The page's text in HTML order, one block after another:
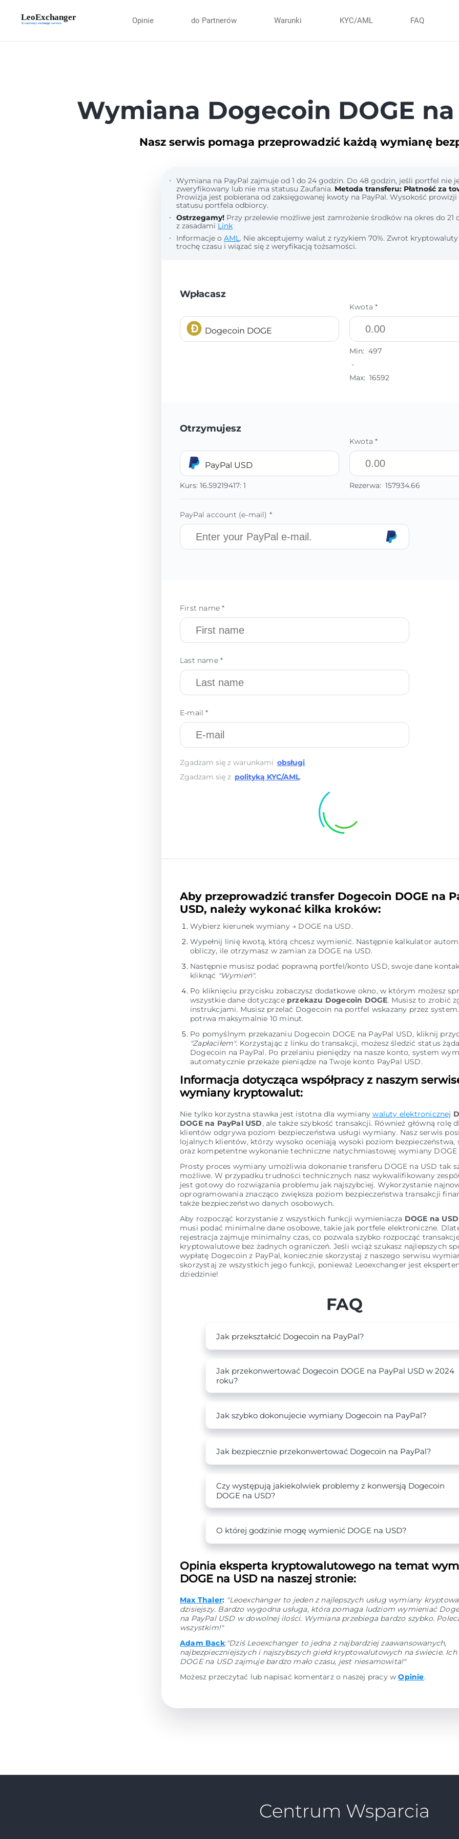
Opinie do Partnerów Warunki KYC/AML FAQ
Wymiana Dogecoin DOGE na
Nasz serwis pomaga przeprowadzić każdą wymianę
Wymiana na PayPal zajmuje od 1 do 24 godzin. Do 48 godzin, jeśli portfel nie
zweryfikowany lub nie ma statusu Zaufania. Metoda transferu: Płatność za
Prowizja jest pobierana od zaksięgowanej kwoty na PayPal. Wysokość prowizji
statusu portfela odbiorcy.
Ostrzegamy! Przy przelewie możliwe jest zamrożenie środków na okres do 21
z zasadami Link
Informacje o AML. Nie akceptujemy walut z ryzykiem 70%. Zwrot kryptowaluty
trochę czasu i wiązać się z weryfikacją tożsamości.
Wpłacasz
Dogecoin DOGE
Kwota *
Min: 497
-
Max: 16592
Otrzymujesz
PayPal USD
Kurs: 16.59219417: 1
Kwota *
Rezerwa: 157934.66
PayPal account (e-mail) *
First name *
Last name *
E-mail *
Zgadzam się z warunkami obsługi.
Zgadzam się z polityką KYC/AML.
Aby przeprowadzić transfer Dogecoin DOGE na
USD, należy wykonać kilka kroków:
Wybierz kierunek wymiany → DOGE na USD.
Wypełnij linię kwotą, którą chcesz wymienić. Następnie kalkulator
obliczy, ile otrzymasz w zamian za DOGE na USD.
Następnie musisz podać poprawną portfel/konto USD, swoje dane
kliknąć "Wymień".
Po kliknięciu przycisku zobaczysz dodatkowe okno, w którym możesz
wszystkie dane dotyczące przekazu Dogecoin DOGE. Musisz to zrobić
instrukcjami. Musisz przelać Dogecoin na portfel wskazany przez
potrwa maksymalnie 10 minut.
Po pomyślnym przekazaniu Dogecoin DOGE na PayPal USD, kliknij
"Zapłaciłem". Korzystając z linku do transakcji, możesz śledzić status
Dogecoin na PayPal. Po przelaniu pieniędzy na nasze konto, system
automatycznie przekaże pieniądze na Twoje konto PayPal USD.
Informacja dotycząca współpracy z naszym
wymiany kryptowalut:
Nie tylko korzystna stawka jest istotna dla wymianywaluty elektronicznej
DOGE na PayPal USD, ale także szybkość transakcji. Również główną rolę
klientów odgrywa poziom bezpieczeństwa usługi wymiany. Nasz serwis
lojalnych klientów, którzy wysoko oceniają wysoki poziom bezpieczeństwa,
oraz kompetentne wykonanie techniczne natychmiastowej wymiany DOGE
Prosty proces wymiany umożliwia dokonanie transferu DOGE na USD tak
możliwe. W przypadku trudności technicznych nasz wykwalifikowany
jest gotowy do rozwiązania problemu jak najszybciej. Wykorzystanie
oprogramowania znacząco zwiększa poziom bezpieczeństwa transakcji
także bezpieczeństwo danych osobowych.
Aby rozpocząć korzystanie z wszystkich funkcji wymieniacza DOGE na USD
musi podać minimalne dane osobowe, takie jak portfele elektroniczne.
rejestracja zajmuje minimalny czas, co pozwala szybko rozpocząć
kryptowalutowe bez żadnych ograniczeń. Jeśli wciąż szukasz najlepszych
wypłatę Dogecoin z PayPal, koniecznie skorzystaj z naszego serwisu
skorzystaj ze wszystkich jego funkcji, ponieważ Leoexchanger jest
dziedzinie!
FAQ
Jak przekształcić Dogecoin na PayPal?
Jak przekonwertować Dogecoin DOGE na PayPal USD w 2024
roku?
Jak szybko dokonujecie wymiany Dogecoin na PayPal?
Jak bezpiecznie przekonwertować Dogecoin na PayPal?
Czy występują jakiekolwiek problemy z konwersją Dogecoin
DOGE na USD?
O której godzinie mogę wymienić DOGE na USD?
Opinia eksperta kryptowalutowego na temat
DOGE na USD na naszej stronie:
Max Thaler: "Leoexchanger to jeden z najlepszych usług wymiany
dzisiejszy. Bardzo wygodna usługa, która pomaga ludziom wymieniać
na PayPal USD w dowolnej ilości. Wymiana przebiega bardzo szybko.
wszystkim!"
Adam Back:"Dziś Leoexchanger to jedna z najbardziej zaawansowanych,
najbezpieczniejszych i najszybszych giełd kryptowalutowych na świecie.
DOGE na USD zajmuje bardzo mało czasu, jest niesamowita!"
Możesz przeczytać lub napisać komentarz o naszej pracy wOpinie.
Centrum Wsparcia